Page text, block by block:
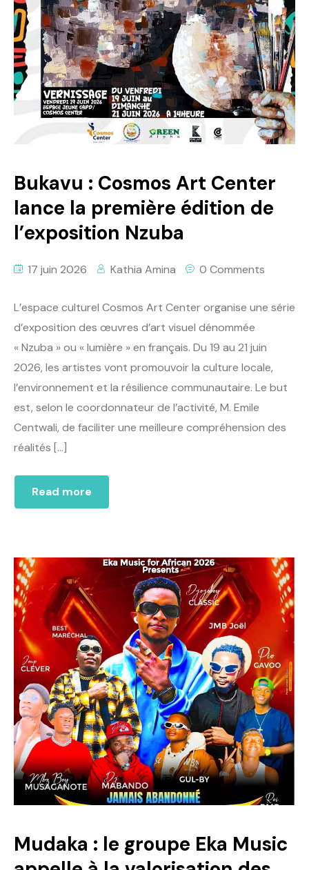
Politique
Technologies
Entreprenariat
Bukavu : Cosmos Art Center
lance la première édition de
l’exposition Nzuba
17 juin 2026 Kathia Amina 0 Comments
L’espace culturel Cosmos Art Center organise une série
d’exposition des œuvres d’art visuel dénommée
« Nzuba » ou « lumière » en français. Du 19 au 21 juin
2026, les artistes vont promouvoir la culture locale,
l’environnement et la résilience communautaire. Le but
est, selon le coordonnateur de l’activité, M. Emile
Centwali, de faciliter une meilleure compréhension des
réalités […]
Read more
Mudaka : le groupe Eka Music